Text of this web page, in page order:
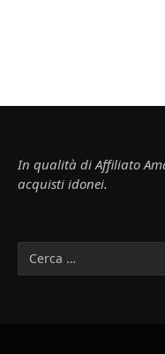
In qualità di Affiliato
acquisti idonei.